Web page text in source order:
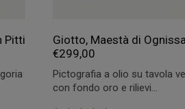
Pitti
Giotto, Maestà di
€299,00
Pictografia a olio su tavola
con fondo oro e rilievi...